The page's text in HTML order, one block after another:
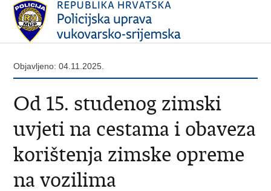
Objavljeno: 04.11.2025.
Od 15. studenog zimski
uvjeti na cestama i obaveza
korištenja zimske opreme
na vozilima